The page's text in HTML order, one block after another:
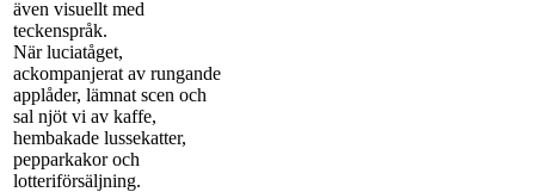
även visuellt med
teckenspråk.
När luciatåget,
ackompanjerat av rungande
applåder, lämnat scen och
sal njöt vi av kaffe,
hembakade lussekatter,
pepparkakor och
lotteriförsäljning.